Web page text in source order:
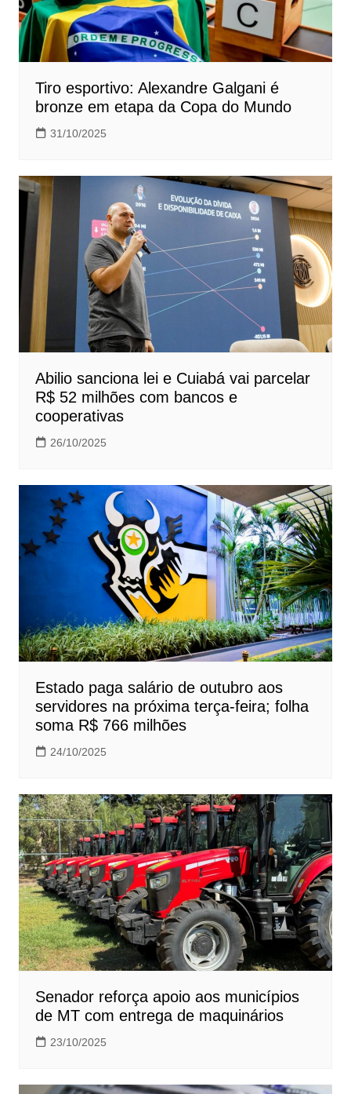
Tiro esportivo: Alexandre Galgani é
bronze em etapa da Copa do Mundo
31/10/2025
Abilio sanciona lei e Cuiabá vai parcelar
R$ 52 milhões com bancos e
cooperativas
26/10/2025
Estado paga salário de outubro aos
servidores na próxima terça-feira; folha
soma R$ 766 milhões
24/10/2025
Senador reforça apoio aos municípios
de MT com entrega de maquinários
23/10/2025